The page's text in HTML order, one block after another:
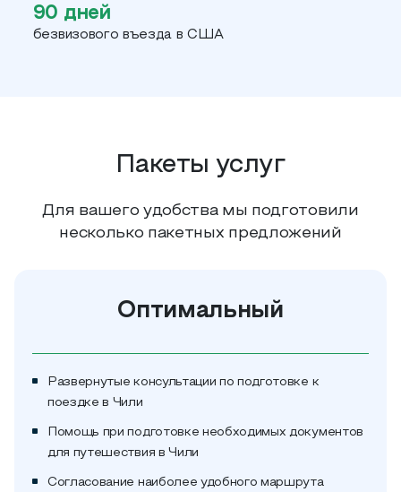
90 дней
безвизового въезда в США
Пакеты услуг
Для вашего удобства мы подготовили
несколько пакетных предложений
Оптимальный
Развернутые консультации по подготовке к
поездке в Чили
Помощь при подготовке необходимых документов
для путешествия в Чили
Согласование наиболее удобного маршрута